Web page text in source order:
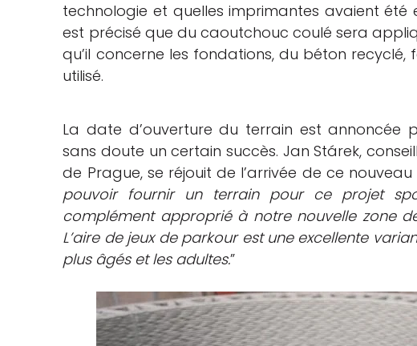
technologie et quelles imprimantes avaient été
est précisé que du caoutchouc coulé sera
qu’il concerne les fondations, du béton recyclé,
utilisé.
La date d’ouverture du terrain est annoncée
sans doute un certain succès. Jan Stárek,
de Prague, se réjouit de l’arrivée de ce nouveau
pouvoir fournir un terrain pour ce projet
complément approprié à notre nouvelle zone
L’aire de jeux de parkour est une excellente
plus âgés et les adultes.”